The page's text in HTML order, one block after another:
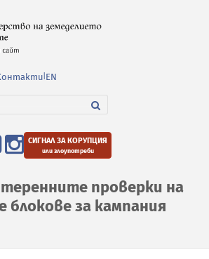
EN
СИГНАЛ ЗА КОРУПЦИЯ
или злоупотреби
проверки на
блокове за кампания